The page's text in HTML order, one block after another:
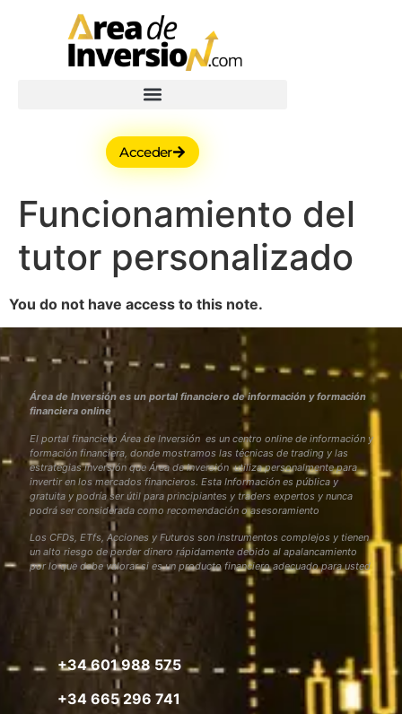
Acceder
Funcionamiento del
tutor personalizado
You do not have access to this note.
Área de Inversión es un portal financiero de información y formación
financiera online
El portal financiero Área de Inversión es un centro online de información y
formación financiera, donde mostramos las técnicas de trading y las
estrategias inversión que Área de Inversión utiliza personalmente para
invertir en los mercados financieros. Esta Información es pública y
gratuita y podría ser útil para principiantes y traders expertos y nunca
podrá ser considerada como recomendación o asesoramiento
Los CFDs, ETfs, Acciones y Futuros son instrumentos complejos y tienen
un alto riesgo de perder dinero rápidamente debido al apalancamiento
por lo que debe valorar si es un producto financiero adecuado para usted
+34 601 988 575
+34 665 296 741